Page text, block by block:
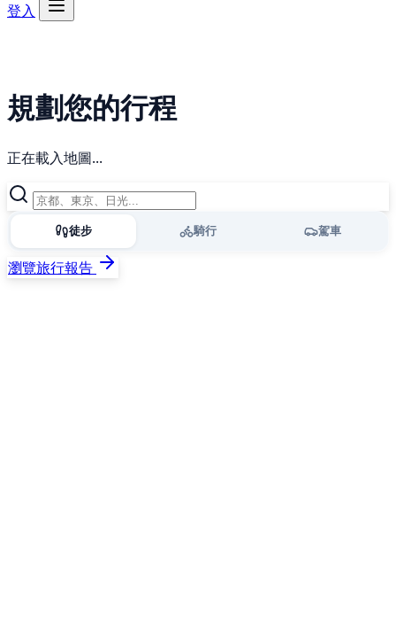
登入
規劃您的行程
正在載入地圖...
徒步 騎行 駕車
瀏覽旅行報告